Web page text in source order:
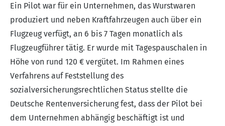
Ein Pilot war für ein Unternehmen, das Wurstwaren
produziert und neben Kraftfahrzeugen auch über ein
Flugzeug verfügt, an 6 bis 7 Tagen monatlich als
Flugzeugführer tätig. Er wurde mit Tagespauschalen in
Höhe von rund 120 € vergütet. Im Rahmen eines
Verfahrens auf Feststellung des
sozialversicherungsrechtlichen Status stellte die
Deutsche Rentenversicherung fest, dass der Pilot bei
dem Unternehmen abhängig beschäftigt ist und